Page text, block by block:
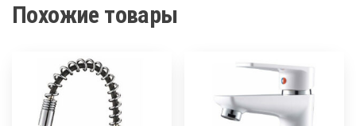
п/
Похожие товары